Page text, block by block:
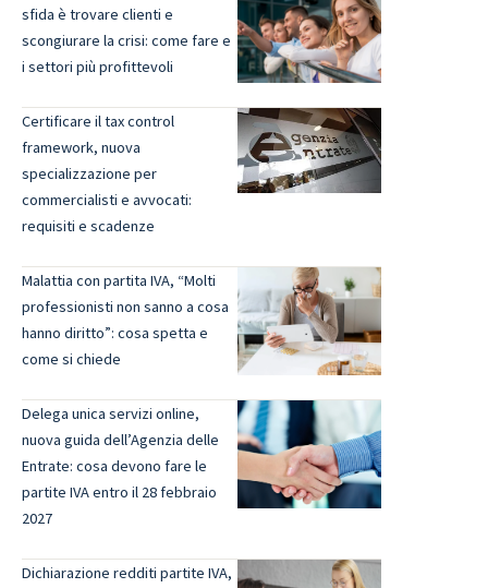
sfida è trovare clienti e
scongiurare la crisi: come fare e
i settori più profittevoli
Certificare il tax control
framework, nuova
specializzazione per
commercialisti e avvocati:
requisiti e scadenze
Malattia con partita IVA, “Molti
professionisti non sanno a cosa
hanno diritto”: cosa spetta e
come si chiede
Delega unica servizi online,
nuova guida dell’Agenzia delle
Entrate: cosa devono fare le
partite IVA entro il 28 febbraio
2027
Dichiarazione redditi partite IVA,